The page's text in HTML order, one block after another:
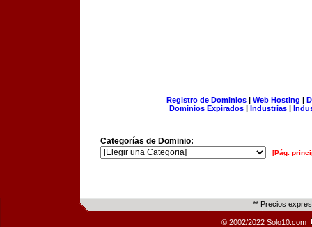
Registro de Dominios| Web Hosting |
Dominios Expirados | Industrias |
Categorías de Dominio:
[Pág.
** Precios
© 2002/2022 Solo10.com